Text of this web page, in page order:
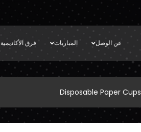
عن الوصل المباريات فرق الأكاديمية
Disposable Paper Cups